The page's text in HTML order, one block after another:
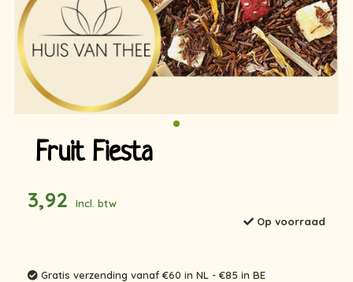
Fruit Fiesta
3,92
Incl. btw
Op voorraad
Gratis verzending vanaf €60 in NL - €85 in BE